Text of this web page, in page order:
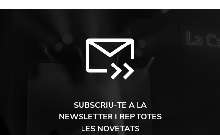
SUBSCRIU-TE A LA
NEWSLETTER I REP TOTES
LES NOVETATS